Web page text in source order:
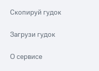
Скопируй гудок
Загрузи гудок
О сервисе